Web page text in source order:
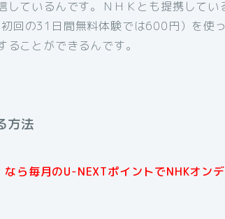
しているんです。ＮＨＫとも提携して
回の31日間無料体験では600円）を使
ることができるんです。
方法
ら毎月のU-NEXTポイントでNHKオン